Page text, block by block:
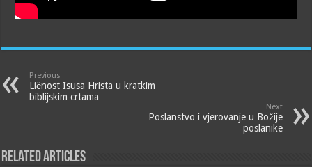
Previous
Ličnost Isusa Hrista u kratkim
biblijskim crtama
Next
Poslanstvo i vjerovanje u Božije
poslanike
Related Articles